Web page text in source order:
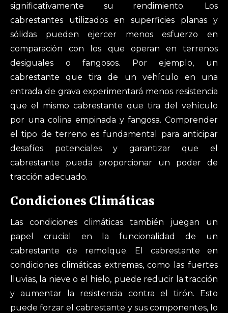
significativamente su rendimiento. Los
cabrestantes utilizados en superficies planas y
sólidas pueden ejercer menos esfuerzo en
comparación con los que operan en terrenos
desiguales o fangosos. Por ejemplo, un
cabrestante que tira de un vehículo en una
entrada de grava experimentará menos resistencia
que el mismo cabrestante que tira del vehículo
por una colina empinada y fangosa. Comprender
el tipo de terreno es fundamental para anticipar
desafíos potenciales y garantizar que el
cabrestante pueda proporcionar un poder de
tracción adecuado.
Condiciones Climáticas
Las condiciones climáticas también juegan un
papel crucial en la funcionalidad de un
cabrestante de remolque. El cabrestante en
condiciones climáticas extremas, como las fuertes
lluvias, la nieve o el hielo, puede reducir la tracción
y aumentar la resistencia contra el tirón. Esto
puede forzar el cabrestante y sus componentes, lo